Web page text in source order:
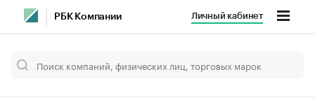
РБК Компании Личный кабинет